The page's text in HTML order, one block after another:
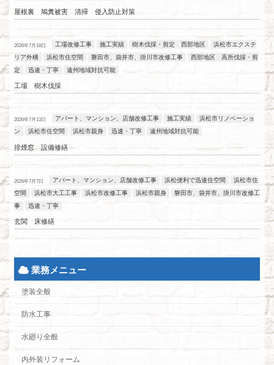
屋根裏 鳩糞被害 清掃 侵入防止対策
2026年7月18日 工場改修工事 施工実績 樹木伐採・剪定 西部地区
浜松市エクステ
リア外構
浜松市住空間 磐田市、袋井市、掛川市改修工事
西部地区 高所伐採・剪
定
迅速・丁寧 遠州地域対抗可能
工場 樹木伐採
2026年7月13日 アパート、マンション、店舗改修工事 施工実績
浜松市リノベーショ
ン
浜松市住空間 浜松市親身 迅速・丁寧 遠州地域対抗可能
排煙窓 設備修繕
2026年7月7日 アパート、マンション、店舗改修工事 浜松便利で迅速住空間
浜松市住
空間
浜松市大工工事 浜松市改修工事 浜松市親身
磐田市、袋井市、掛川市改修工
事
迅速・丁寧
玄関 床修繕
業務メニュー
塗装全般
防水工事
水廻り全般
内外装リフォーム